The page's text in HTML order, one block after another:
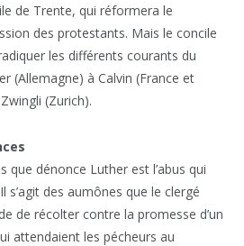
de Trente, qui réformera le
des protestants. Mais le concile
les différents courants du
(Allemagne) à Calvin (France et
(Zurich).
que dénonce Luther est l’abus qui
Il s’agit des aumônes que le clergé
de récolter contre la promesse d’un
attendaient les pécheurs au